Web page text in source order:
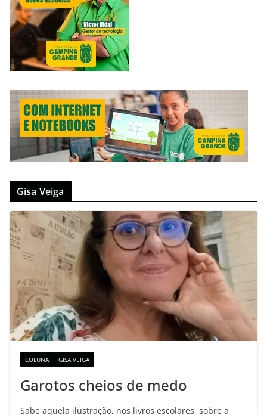
Gisa Veiga
COLUNA GISA VEIGA
Garotos cheios de medo
Sabe aquela ilustração, nos livros escolares, sobre a